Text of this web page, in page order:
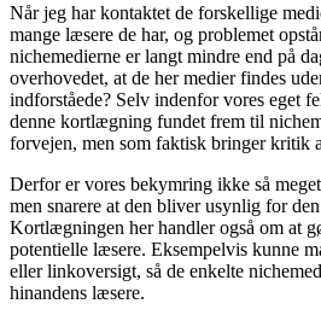
Når jeg har kontaktet de forskellige
mange læsere de har, og problemet
nichemedierne er langt mindre end på
overhovedet, at de her medier findes
indforståede? Selv indenfor vores eget
denne kortlægning fundet frem til
forvejen, men som faktisk bringer kritik
Derfor er vores bekymring ikke så
men snarere at den bliver usynlig for
Kortlægningen her handler også om at
potentielle læsere. Eksempelvis kunne
eller linkoversigt, så de enkelte
hinandens læsere.